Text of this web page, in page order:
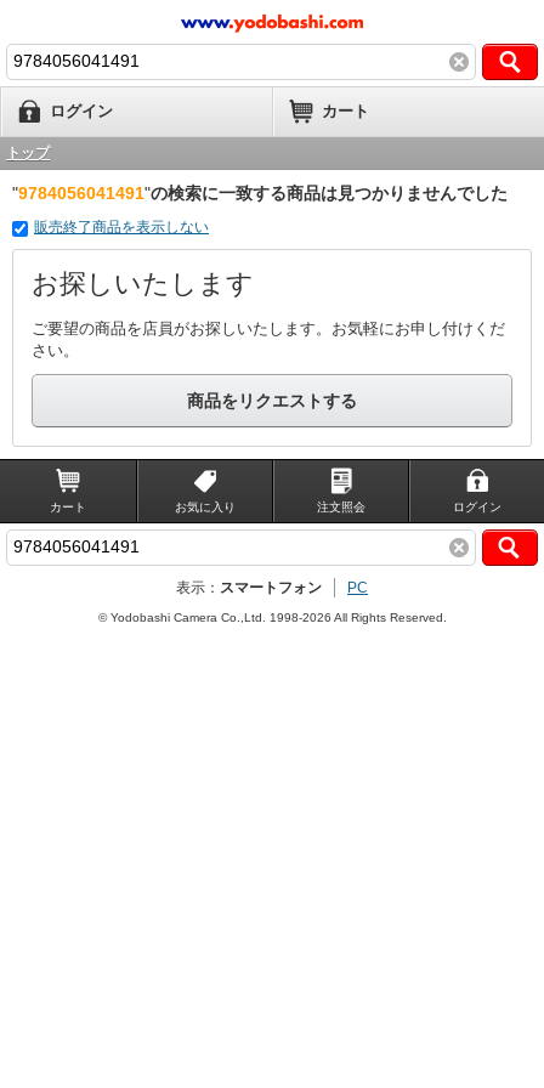
ログイン カート
トップ
"9784056041491"の検索に一致する商品は見つかりませんでした
販売終了商品を表示しない
お探しいたします
ご要望の商品を店員がお探しいたします。お気軽にお申し付けくだ
さい。
商品をリクエストする
カート お気に入り 注文照会 ログイン
表示： スマートフォン PC
© Yodobashi Camera Co.,Ltd. 1998-2026 All Rights Reserved.